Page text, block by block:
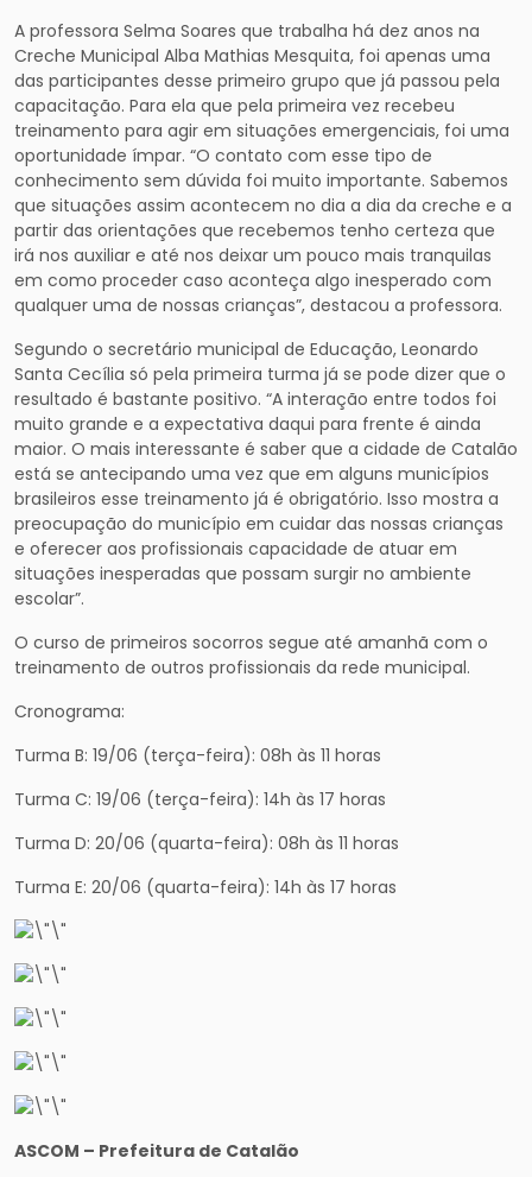
A professora Selma Soares que trabalha há dez anos na
Creche Municipal Alba Mathias Mesquita, foi apenas uma
das participantes desse primeiro grupo que já passou pela
capacitação. Para ela que pela primeira vez recebeu
treinamento para agir em situações emergenciais, foi uma
oportunidade ímpar. “O contato com esse tipo de
conhecimento sem dúvida foi muito importante. Sabemos
que situações assim acontecem no dia a dia da creche e a
partir das orientações que recebemos tenho certeza que
irá nos auxiliar e até nos deixar um pouco mais tranquilas
em como proceder caso aconteça algo inesperado com
qualquer uma de nossas crianças”, destacou a professora.
Segundo o secretário municipal de Educação, Leonardo
Santa Cecília só pela primeira turma já se pode dizer que o
resultado é bastante positivo. “A interação entre todos foi
muito grande e a expectativa daqui para frente é ainda
maior. O mais interessante é saber que a cidade de Catalão
está se antecipando uma vez que em alguns municípios
brasileiros esse treinamento já é obrigatório. Isso mostra a
preocupação do município em cuidar das nossas crianças
e oferecer aos profissionais capacidade de atuar em
situações inesperadas que possam surgir no ambiente
escolar”.
O curso de primeiros socorros segue até amanhã com o
treinamento de outros profissionais da rede municipal.
Cronograma:
Turma B: 19/06 (terça-feira): 08h às 11 horas
Turma C: 19/06 (terça-feira): 14h às 17 horas
Turma D: 20/06 (quarta-feira): 08h às 11 horas
Turma E: 20/06 (quarta-feira): 14h às 17 horas
ASCOM – Prefeitura de Catalão